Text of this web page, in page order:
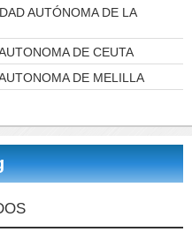
AUTÓNOMA DE LA
DE CEUTA
DE MELILLA